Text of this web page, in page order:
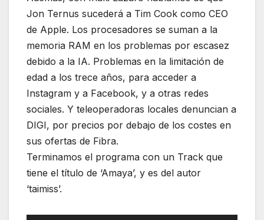
Jon Ternus sucederá a Tim Cook como CEO
de Apple. Los procesadores se suman a la
memoria RAM en los problemas por escasez
debido a la IA. Problemas en la limitación de
edad a los trece años, para acceder a
Instagram y a Facebook, y a otras redes
sociales. Y teleoperadoras locales denuncian a
DIGI, por precios por debajo de los costes en
sus ofertas de Fibra.
Terminamos el programa con un Track que
tiene el título de ‘Amaya’, y es del autor
‘taimiss’.